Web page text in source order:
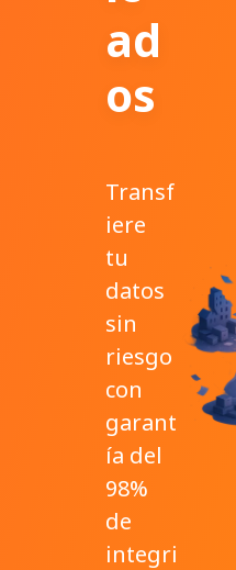
ad
os
Transf
iere
tu
datos
sin
riesgo
con
garant
ía del
98%
de
integri